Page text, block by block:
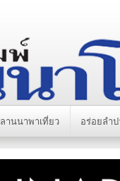
ลานนาพาเที่ยว อร่อยลำป